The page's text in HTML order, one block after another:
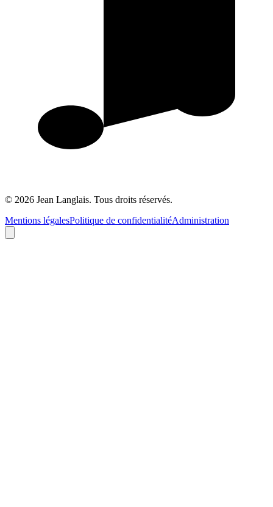
© 2026 Jean Langlais. Tous droits réservés.
Mentions légalesPolitique de confidentialitéAdministration